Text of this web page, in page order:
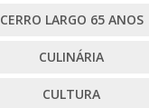
CERRO LARGO 65 ANOS
CULINÁRIA
CULTURA